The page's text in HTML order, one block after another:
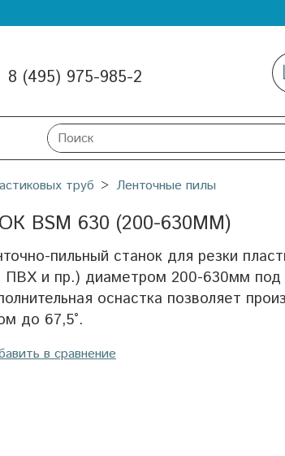
8 (495) 975-985-2
труб Ленточные пилы
630 (200-630ММ)
пильный станок для резки
и пр.) диаметром 200-630мм под
оснастка позволяет
до 67,5°.
в сравнение